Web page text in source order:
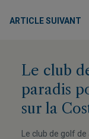
ARTICLE SUIVANT
Le club
paradis
sur la
Le club de golf